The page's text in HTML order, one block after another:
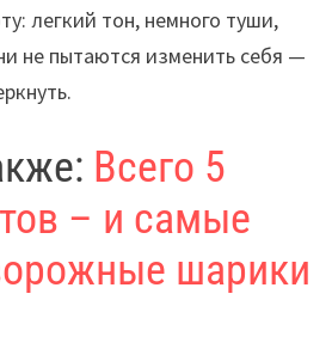
легкий тон, немного туши,
не пытаются изменить себя —
Всего 5
– и самые
шарики